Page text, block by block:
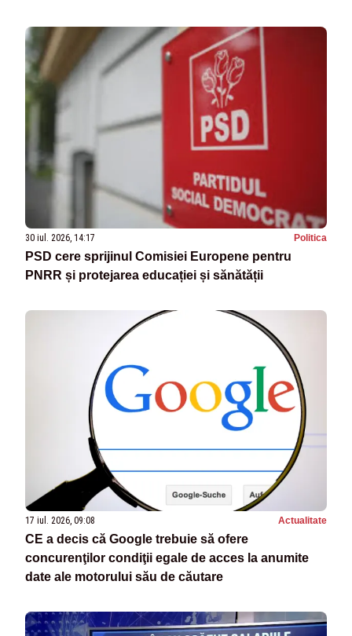
30 iul. 2026, 14:17 Politica
PSD cere sprijinul Comisiei Europene pentru
PNRR și protejarea educației și sănătății
17 iul. 2026, 09:08 Actualitate
CE a decis că Google trebuie să ofere
concurenţilor condiţii egale de acces la anumite
date ale motorului său de căutare